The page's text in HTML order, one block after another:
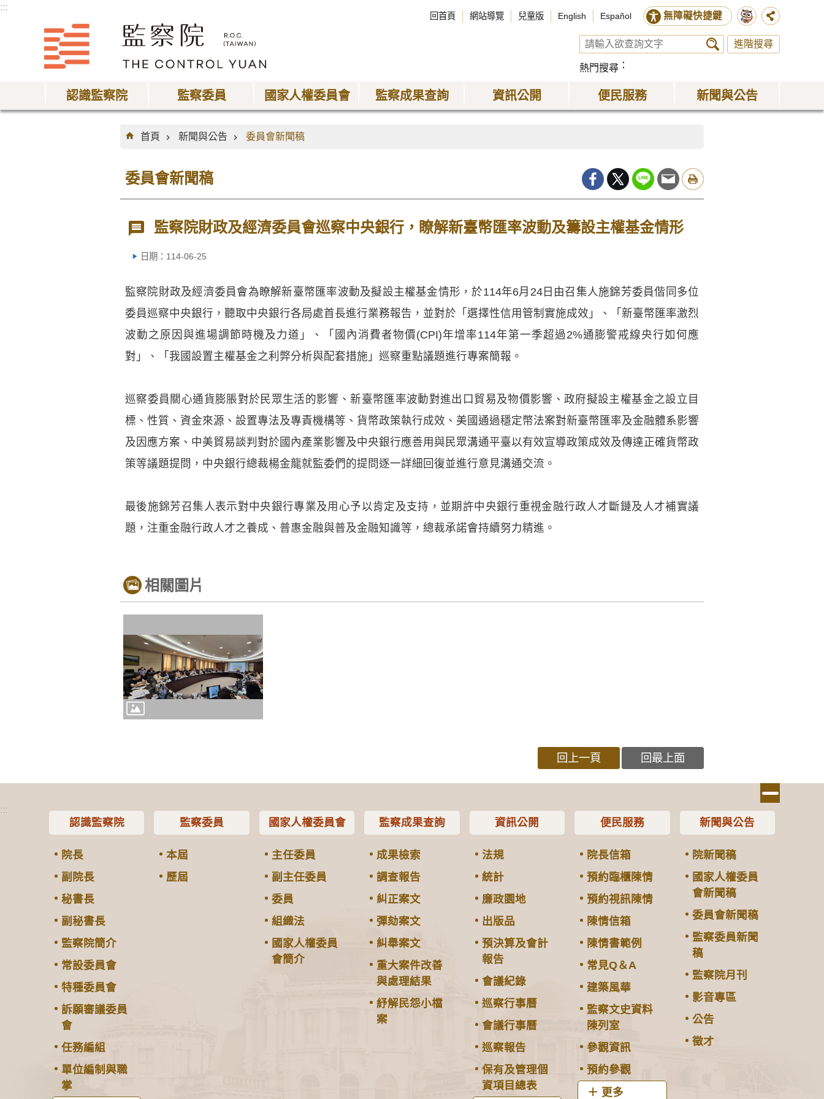
:::
回首頁 網站導覽 兒童版 English Español 無障礙快捷鍵
進階搜尋
熱門搜尋
認識監察院 監察委員 國家人權委員會 監察成果查詢 資訊公開 便民服務 新聞與公告
:::
首頁
新聞與公告 委員會新聞稿
委員會新聞稿
監察院財政及經濟委員會巡察中央銀行，瞭解新臺幣匯率波動及籌設主權基金情形
日期：114-06-25
監察院財政及經濟委員會為瞭解新臺幣匯率波動及擬設主權基金情形，於114年6月24日由召集人施錦芳委員偕同多位
委員巡察中央銀行，聽取中央銀行各局處首長進行業務報告，並對於「選擇性信用管制實施成效」、「新臺幣匯率激烈
波動之原因與進場調節時機及力道」、「國內消費者物價(CPI)年增率114年第一季超過2%通膨警戒線央行如何應
對」、「我國設置主權基金之利弊分析與配套措施」巡察重點議題進行專案簡報。
巡察委員關心通貨膨脹對於民眾生活的影響、新臺幣匯率波動對進出口貿易及物價影響、政府擬設主權基金之設立目
標、性質、資金來源、設置專法及專責機構等、貨幣政策執行成效、美國通過穩定幣法案對新臺幣匯率及金融體系影響
及因應方案、中美貿易談判對於國內產業影響及中央銀行應善用與民眾溝通平臺以有效宣導政策成效及傳達正確貨幣政
策等議題提問，中央銀行總裁楊金龍就監委們的提問逐一詳細回復並進行意見溝通交流。
最後施錦芳召集人表示對中央銀行專業及用心予以肯定及支持，並期許中央銀行重視金融行政人才斷鏈及人才補實議
題，注重金融行政人才之養成、普惠金融與普及金融知識等，總裁承諾會持續努力精進。
相關圖片
回上一頁 回最上面
:::
認識監察院
院長
副院長
秘書長
副秘書長
監察院簡介
常設委員會
特種委員會
訴願審議委員
會
任務編組
單位編制與職
掌
監察委員
本屆
歷屆
國家人權委員會
主任委員
副主任委員
委員
組織法
國家人權委員
會簡介
監察成果查詢
成果檢索
調查報告
糾正案文
彈劾案文
糾舉案文
重大案件改善
與處理結果
紓解民怨小檔
案
資訊公開
法規
統計
廉政園地
出版品
預決算及會計
報告
會議紀錄
巡察行事曆
會議行事曆
巡察報告
保有及管理個
資項目總表
便民服務
院長信箱
預約臨櫃陳情
預約視訊陳情
陳情信箱
陳情書範例
常見Q＆A
建築風華
監察文史資料
陳列室
參觀資訊
預約參觀
更多
新聞與公告
院新聞稿
國家人權委員
會新聞稿
委員會新聞稿
監察委員新聞
稿
監察院月刊
影音專區
公告
徵才